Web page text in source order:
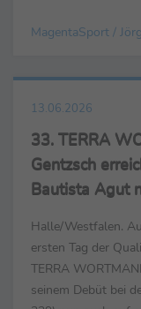
MagentaSport /
13.06.2026
33. TERRA
Gentzsch
Bautista Agut
Halle/Westfalen.
ersten Tag der
TERRA
seinem Debüt bei